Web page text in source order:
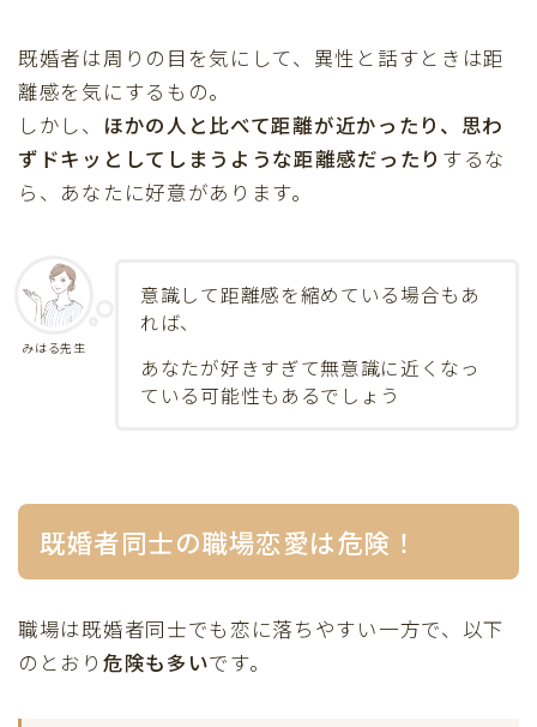
既婚者は周りの目を気にして、異性と話すときは距
離感を気にするもの。
しかし、 ほかの人と比べて距離が近かったり、思わ
ずドキッとしてしまうような距離感だったり するな
ら、あなたに好意があります。
みはる先生
意識して距離感を縮めている場合もあ
れば、
あなたが好きすぎて無意識に近くなっ
ている可能性もあるでしょう
既婚者同士の職場恋愛は危険！
職場は既婚者同士でも恋に落ちやすい一方で、以下
のとおり 危険も多いです。